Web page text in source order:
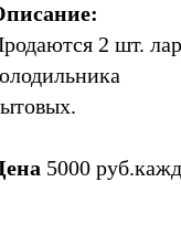
2 шт.
5000